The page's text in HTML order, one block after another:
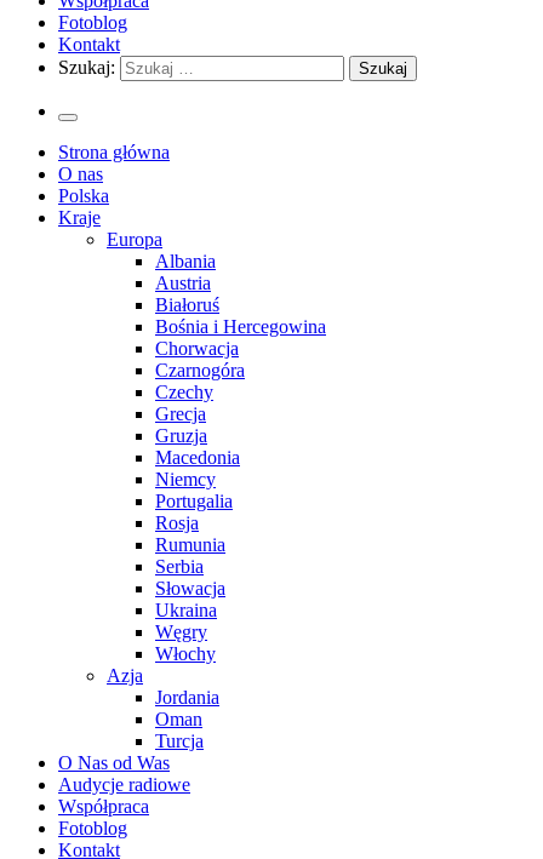
Fotoblog
Kontakt
Szukaj:
Strona główna
O nas
Polska
Kraje
Europa
Albania
Austria
Białoruś
Bośnia i Hercegowina
Chorwacja
Czarnogóra
Czechy
Grecja
Gruzja
Macedonia
Niemcy
Portugalia
Rosja
Rumunia
Serbia
Słowacja
Ukraina
Węgry
Włochy
Azja
Jordania
Oman
Turcja
O Nas od Was
Audycje radiowe
Współpraca
Fotoblog
Kontakt